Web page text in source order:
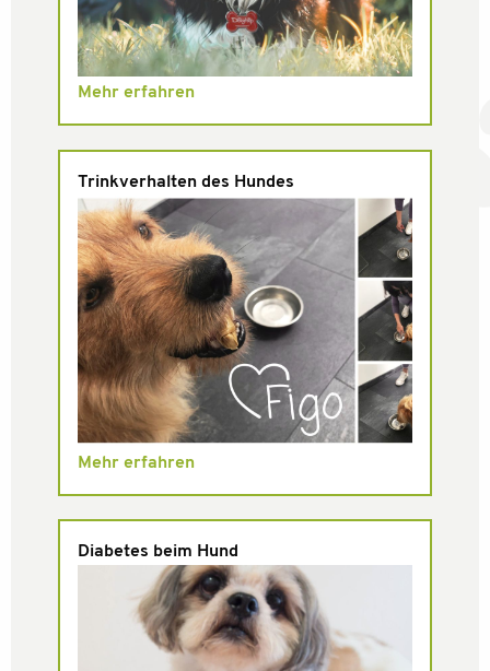
Mehr erfahren
Trinkverhalten des Hundes
Mehr erfahren
Diabetes beim Hund